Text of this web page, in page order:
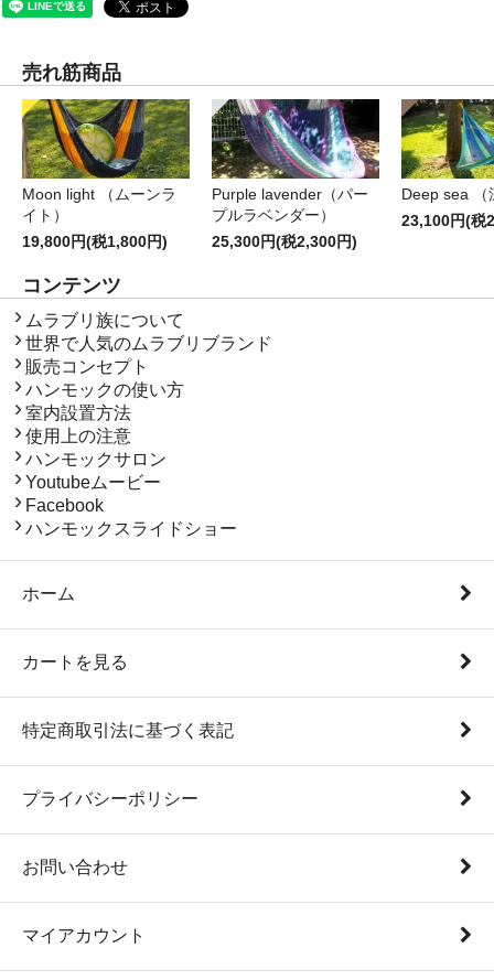
売れ筋商品
Moon light （ムーンラ
イト）
19,800円(税1,800円)
Purple lavender（パー
プルラベンダー）
25,300円(税2,300円)
Deep sea （
23,100円(税
コンテンツ
コンテンツ
ムラブリ族について
世界で人気のムラブリブランド
販売コンセプト
ハンモックの使い方
室内設置方法
使用上の注意
ハンモックサロン
Youtubeムービー
Facebook
ハンモックスライドショー
ホーム
カートを見る
特定商取引法に基づく表記
プライバシーポリシー
お問い合わせ
マイアカウント